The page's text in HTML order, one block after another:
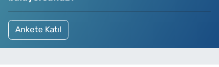
Ankete Katıl